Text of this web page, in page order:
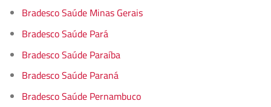
Bradesco Saúde Minas Gerais
Bradesco Saúde Pará
Bradesco Saúde Paraíba
Bradesco Saúde Paraná
Bradesco Saúde Pernambuco